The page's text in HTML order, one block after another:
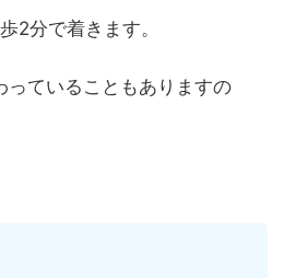
2分で着きます。
っていることもありますの